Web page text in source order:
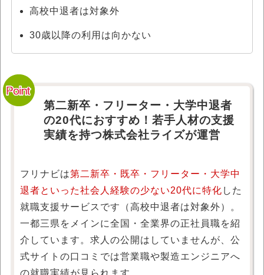
高校中退者は対象外
30歳以降の利用は向かない
第二新卒・フリーター・大学中退者
の20代におすすめ！若手人材の支援
実績を持つ株式会社ライズが運営
フリナビは第二新卒・既卒・フリーター・大学中
退者といった社会人経験の少ない20代に特化 した
就職支援サービスです（高校中退者は対象外）。
一都三県をメインに全国・全業界の正社員職を紹
介しています。求人の公開はしていませんが、公
式サイトの口コミでは営業職や製造エンジニアへ